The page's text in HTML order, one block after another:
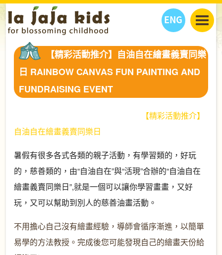
ENG
丫丫看天下
丫丫部落格
人物專題
親子日曆
親子好去處
丫丫之選
學習成長路
關於我們
丫丫夥伴 + 友情連接
【精彩活動推介】自油自在繪畫義賣同樂
日 RAINBOW CANVAS FUN PAINTING AND
FUNDRAISING EVENT
【精彩活動推介】
自油自在繪畫義賣同樂日
暑假有很多各式各類的親子活動，有學習類的，好玩
的，慈善類的，由“自油自在”與“活現”合辦的“自油自在
繪畫義賣同樂日”,就是一個可以讓你學習畫畫，又好
玩，又可以幫助到別人的慈善油畫活動。
不用擔心自己沒有繪畫經驗，導師會循序漸進，以簡單
易學的方法教授。完成後您可能發現自己的繪畫天份給